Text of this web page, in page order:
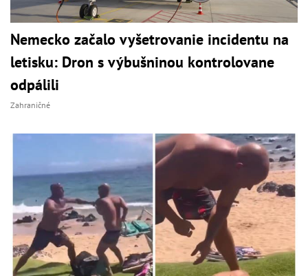
Nemecko začalo vyšetrovanie incidentu na
letisku: Dron s výbušninou kontrolovane
odpálili
Zahraničné